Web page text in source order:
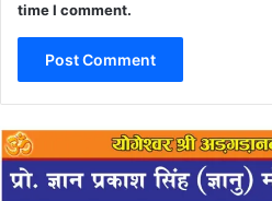
time I comment.